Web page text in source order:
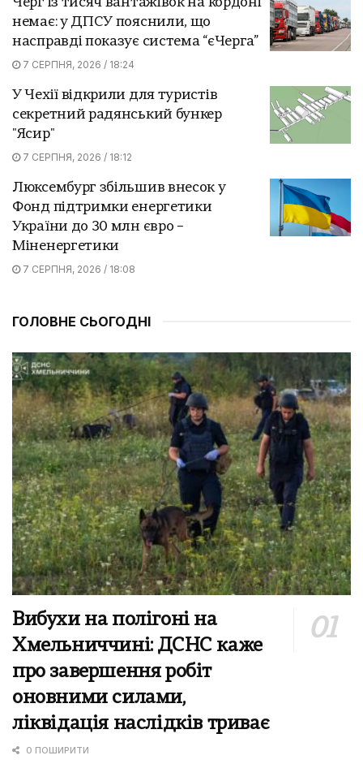
немає: у ДПСУ пояснили, що
насправді показує система “єЧерга”
7 СЕРПНЯ, 2026 / 18:24
У Чехії відкрили для туристів
секретний радянський бункер
"Ясир"
7 СЕРПНЯ, 2026 / 18:12
Люксембург збільшив внесок у
Фонд підтримки енергетики
України до 30 млн євро –
Міненергетики
7 СЕРПНЯ, 2026 / 18:08
ГОЛОВНЕ СЬОГОДНІ
Вибухи на полігоні на
Хмельниччині: ДСНС каже
про завершення робіт
оновними силами,
ліквідація наслідків триває
0 ПОШИРИТИ